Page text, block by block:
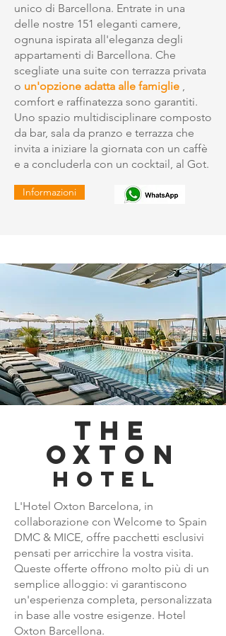
unico di Barcellona. Entrate in una
delle nostre 151 eleganti camere,
ognuna ispirata all'eleganza degli
appartamenti di Barcellona. Che
scegliate una suite con terrazza privata
o un'opzione adatta alle famiglie ,
comfort e raffinatezza sono garantiti.
Uno spazio multidisciplinare composto
da bar, sala da pranzo e terrazza che
invita a iniziare la giornata con un caffè
e a concluderla con un cocktail, al Got.
Informazioni
THE
OXTON
HOTEL
L'Hotel Oxton Barcelona, in
collaborazione con Welcome to Spain
DMC & MICE, offre pacchetti esclusivi
pensati per arricchire la vostra visita.
Queste offerte offrono molto più di un
semplice alloggio: vi garantiscono
un'esperienza completa, personalizzata
in base alle vostre esigenze. Hotel
Oxton Barcellona.